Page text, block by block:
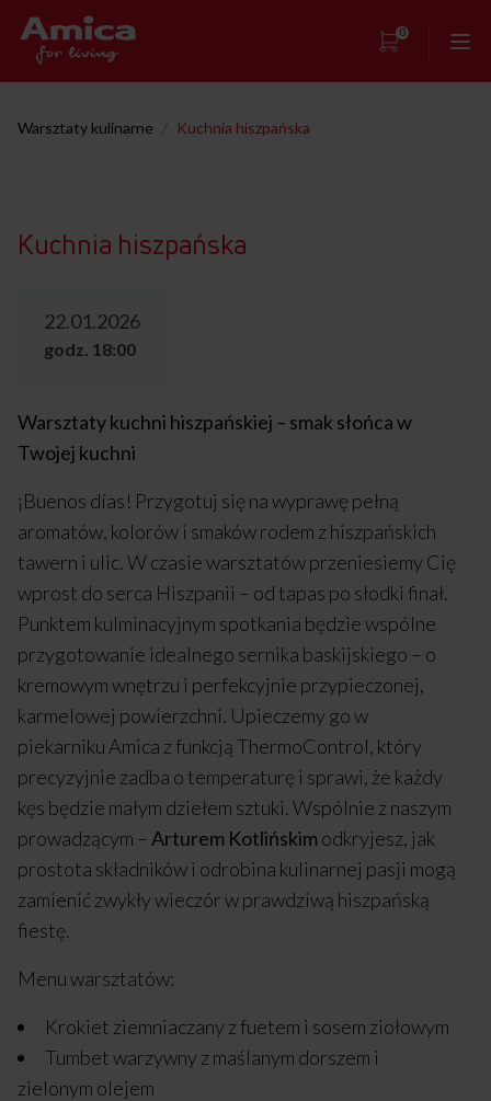
0
Strona główna
Przepisy
Warsztaty kulinarne Kuchnia hiszpańska
Kuchnia hiszpańska
22.01.2026
godz. 18:00
Warsztaty kuchni hiszpańskiej – smak słońca w
Twojej kuchni
¡Buenos días! Przygotuj się na wyprawę pełną
aromatów, kolorów i smaków rodem z hiszpańskich
tawern i ulic. W czasie warsztatów przeniesiemy Cię
wprost do serca Hiszpanii – od tapas po słodki finał.
Punktem kulminacyjnym spotkania będzie wspólne
przygotowanie idealnego sernika baskijskiego – o
kremowym wnętrzu i perfekcyjnie przypieczonej,
karmelowej powierzchni. Upieczemy go w
piekarniku Amica z funkcją ThermoControl, który
precyzyjnie zadba o temperaturę i sprawi, że każdy
kęs będzie małym dziełem sztuki. Wspólnie z naszym
prowadzącym – Arturem Kotlińskim odkryjesz, jak
prostota składników i odrobina kulinarnej pasji mogą
zamienić zwykły wieczór w prawdziwą hiszpańską
fiestę.
Menu warsztatów:
Krokiet ziemniaczany z fuetem i sosem ziołowym
Tumbet warzywny z maślanym dorszem i
zielonym olejem